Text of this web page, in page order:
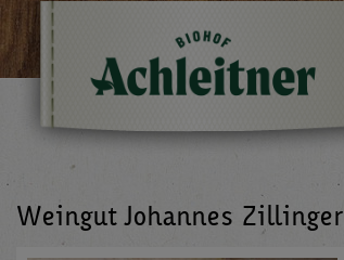
Weingut Johannes Zillinger